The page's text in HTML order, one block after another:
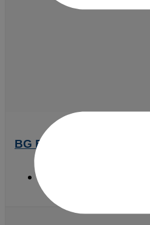
BG Bau München-Pasing